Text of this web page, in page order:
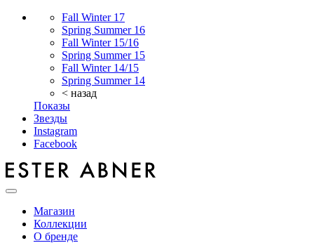
Fall Winter 17
Spring Summer 16
Fall Winter 15/16
Spring Summer 15
Fall Winter 14/15
Spring Summer 14
< назад
Показы
Звезды
Instagram
Facebook
Магазин
Коллекции
О бренде